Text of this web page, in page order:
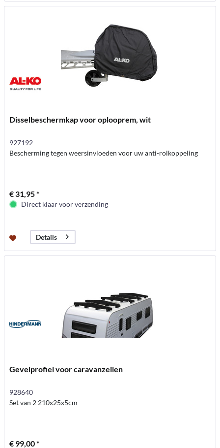
Disselbeschermkap voor oplooprem, wit
927192
Bescherming tegen weersinvloeden voor uw anti-rolkoppeling
€ 31,95 *
Direct klaar voor verzending
Details
Gevelprofiel voor caravanzeilen
928640
Set van 2 210x25x5cm
€ 99,00 *